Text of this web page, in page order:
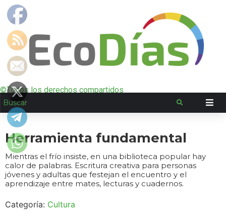
©Todos los derechos compartidos
Herramienta fundamental
Mientras el frío insiste, en una biblioteca popular hay
calor de palabras. Escritura creativa para personas
jóvenes y adultas que festejan el encuentro y el
aprendizaje entre mates, lecturas y cuadernos.
Categoría: Cultura